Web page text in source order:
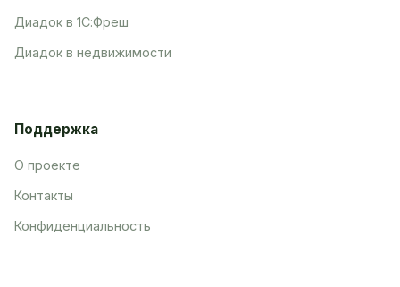
Диадок в 1С:Фреш
Диадок в недвижимости
Поддержка
О проекте
Контакты
Конфиденциальность